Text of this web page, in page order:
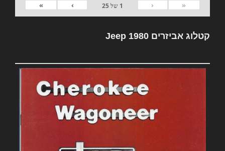
«
‹
1 של25
›
»
קטלוג אביזרים Jeep 1980